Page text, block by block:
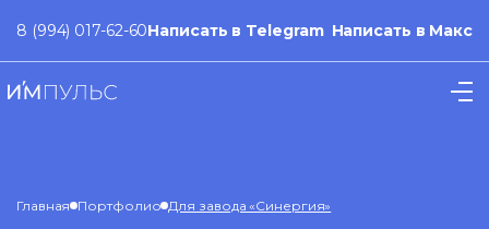
8 (994) 017-62-60Написать в Telegram Написать в Макс
Главная Портфолио Для завода «Синергия»